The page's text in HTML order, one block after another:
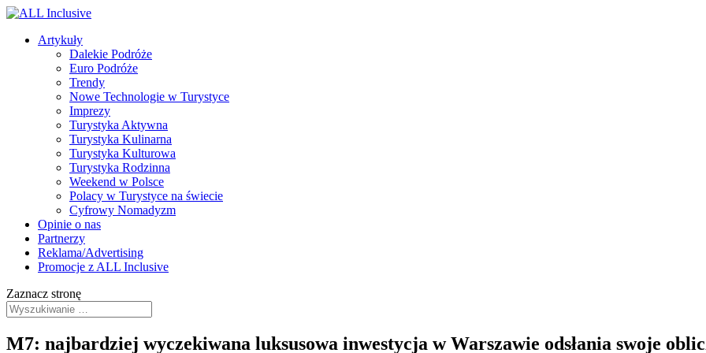
Artykuły
Dalekie Podróże
Euro Podróże
Trendy
Nowe Technologie w Turystyce
Imprezy
Turystyka Aktywna
Turystyka Kulinarna
Turystyka Kulturowa
Turystyka Rodzinna
Weekend w Polsce
Polacy w Turystyce na świecie
Cyfrowy Nomadyzm
Opinie o nas
Partnerzy
Reklama/Advertising
Promocje z ALL Inclusive
Zaznacz stronę
M7: najbardziej wyczekiwana luksusowa inwestycja w Warszawie odsłania swoje